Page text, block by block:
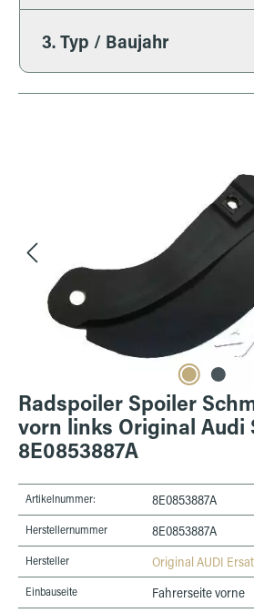
Radspoiler Spoiler
vorn links Original Audi
8E0853887A
Artikelnummer: 8E0853887A
Herstellernummer 8E0853887A
Hersteller Original AUDI
Einbauseite Fahrerseite vorne